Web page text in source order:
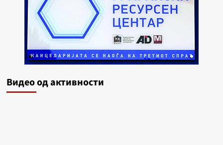
Видеo од активности